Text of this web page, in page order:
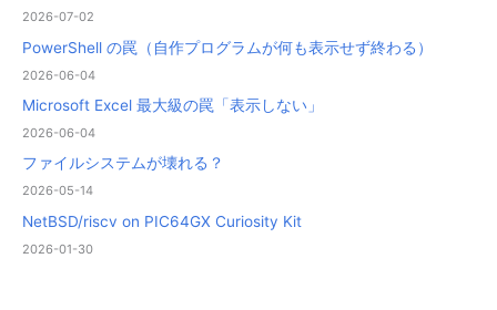
2026-07-02
PowerShell の罠（自作プログラムが何も表示せず終わる）
2026-06-04
Microsoft Excel 最大級の罠「表示しない」
2026-06-04
ファイルシステムが壊れる？
2026-05-14
NetBSD/riscv on PIC64GX Curiosity Kit
2026-01-30